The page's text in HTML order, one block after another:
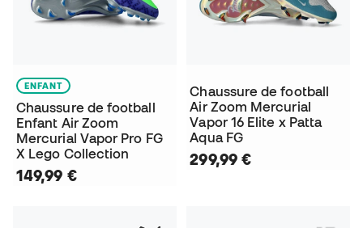
ENFANT
Chaussure de football
Enfant Air Zoom
Mercurial Vapor Pro FG
X Lego Collection
149,99 €
Chaussure de football
Air Zoom Mercurial
Vapor 16 Elite x Patta
Aqua FG
299,99 €